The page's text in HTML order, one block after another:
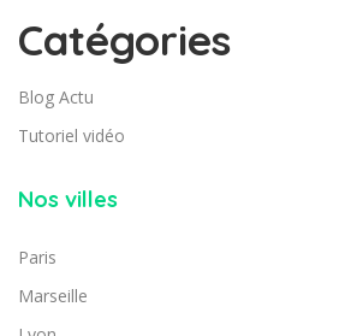
Catégories
Blog Actu
Tutoriel vidéo
Nos villes
Paris
Marseille